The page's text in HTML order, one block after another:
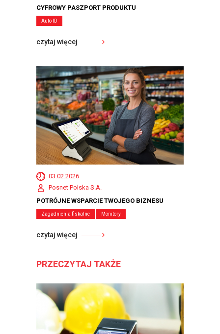
CYFROWY PASZPORT PRODUKTU
Auto ID
czytaj więcej
03.02.2026
Posnet Polska S.A.
POTRÓJNE WSPARCIE TWOJEGO BIZNESU
Zagadnienia fiskalne Monitory
czytaj więcej
PRZECZYTAJ TAKŻE